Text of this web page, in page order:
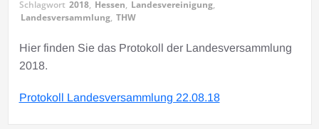
Schlagwort 2018, Hessen, Landesvereinigung,
Landesversammlung, THW
Hier finden Sie das Protokoll der Landesversammlung
2018.
Protokoll Landesversammlung 22.08.18